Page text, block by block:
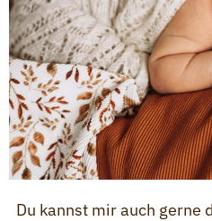
Du kannst mir auch gerne